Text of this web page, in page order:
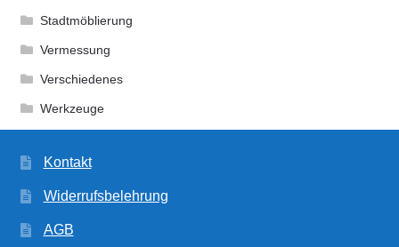
Schachtzubehör
Sonderaktionen
Stadtmöblierung
Vermessung
Verschiedenes
Stadtmöblierung
Vermessung
Verschiedenes
Werkzeuge
Kontakt
Widerrufsbelehrung
AGB